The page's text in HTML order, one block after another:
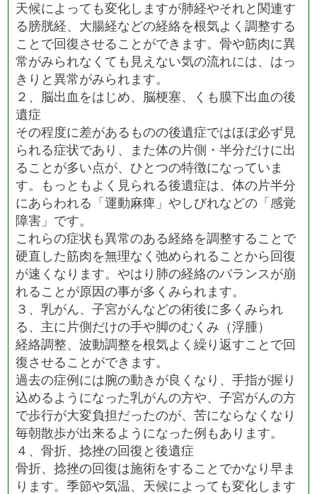
天候によっても変化しますが肺経やそれと関連す
る膀胱経、大腸経などの経絡を根気よく調整する
ことで回復させることができます。骨や筋肉に異
常がみられなくても見えない気の流れには、はっ
きりと異常がみられます。
２、脳出血をはじめ、脳梗塞、くも膜下出血の後
遺症
その程度に差があるものの後遺症ではほぼ必ず見
られる症状であり、また体の片側・半分だけに出
ることが多い点が、ひとつの特徴になっていま
す。もっともよく見られる後遺症は、体の片半分
にあらわれる「運動麻痺」やしびれなどの「感覚
障害」です。
これらの症状も異常のある経絡を調整することで
硬直した筋肉を無理なく弛められることから回復
が速くなります。やはり肺の経絡のバランスが崩
れることが原因の事が多くみられます。
３、乳がん、子宮がんなどの術後に多くみられ
る、主に片側だけの手や脚のむくみ（浮腫）
経絡調整、波動調整を根気よく繰り返すことで回
復させることができます。
過去の症例には腕の動きが良くなり、手指が握り
込めるようになった乳がんの方や、子宮がんの方
で歩行が大変負担だったのが、苦にならなくなり
毎朝散歩が出来るようになった例もあります。
４、骨折、捻挫の回復と後遺症
骨折、捻挫の回復は施術をすることでかなり早ま
ります。季節や気温、天候によっても変化します